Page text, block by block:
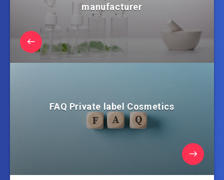
manufacturer
FAQ Private label Cosmetics